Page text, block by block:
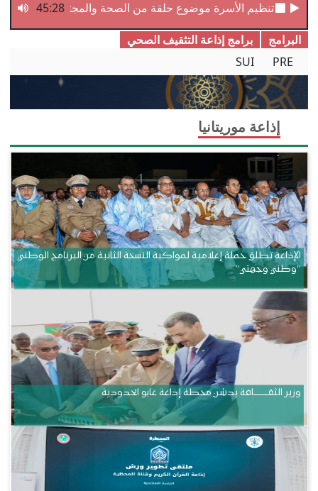
تنظيم الأسرة موضوع حلقة من الصحة والمجتمع45:28
البرامج
برامج إذاعة التثقیف الصحي
PRE
SUI
إذاعة موريتانيا
الإذاعة تطلق حملة إعلامية لمواكبة النسخة الثانية من البرنامج الوطني
“وطني وجهتي”
وزير الثقــــــــــافة يدشن محطة إذاعة غابو الحدودية